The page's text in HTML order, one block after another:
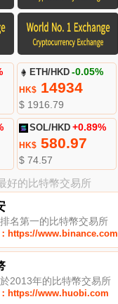
ETH/HKD -0.05%
HK$ 14934
$ 1916.79
SOL/HKD +0.89%
HK$ 580.97
$ 74.57
好的比特幣交易所
名第一的比特幣交易所
https://www.binance.com
2013年的比特幣交易所
https://www.huobi.com